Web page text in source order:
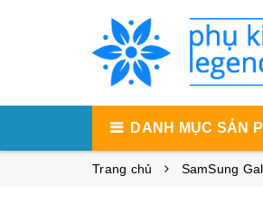
DANH MỤC SẢN
Trang chủ SamSung